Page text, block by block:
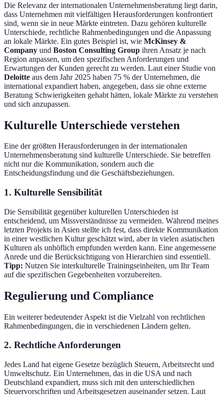
Die Relevanz der internationalen Unternehmensberatung liegt darin,
dass Unternehmen mit vielfältigen Herausforderungen konfrontiert
sind, wenn sie in neue Märkte eintreten. Dazu gehören kulturelle
Unterschiede, rechtliche Rahmenbedingungen und die Anpassung
an lokale Märkte. Ein gutes Beispiel ist, wie McKinsey &
Company und Boston Consulting Group ihren Ansatz je nach
Region anpassen, um den spezifischen Anforderungen und
Erwartungen der Kunden gerecht zu werden. Laut einer Studie von
Deloitte aus dem Jahr 2025 haben 75 % der Unternehmen, die
international expandiert haben, angegeben, dass sie ohne externe
Beratung Schwierigkeiten gehabt hätten, lokale Märkte zu verstehen
und sich anzupassen.
Kulturelle Unterschiede verstehen
Eine der größten Herausforderungen in der internationalen
Unternehmensberatung sind kulturelle Unterschiede. Sie betreffen
nicht nur die Kommunikation, sondern auch die
Entscheidungsfindung und die Geschäftsbeziehungen.
1. Kulturelle Sensibilität
Die Sensibilität gegenüber kulturellen Unterschieden ist
entscheidend, um Missverständnisse zu vermeiden. Während meines
letzten Projekts in Asien stellte ich fest, dass direkte Kommunikation
in einer westlichen Kultur geschätzt wird, aber in vielen asiatischen
Kulturen als unhöflich empfunden werden kann. Eine angemessene
Anrede und die Berücksichtigung von Hierarchien sind essentiell.
Tipp: Nutzen Sie interkulturelle Trainingseinheiten, um Ihr Team
auf die spezifischen Gegebenheiten vorzubereiten.
Regulierung und Compliance
Ein weiterer bedeutender Aspekt ist die Vielzahl von rechtlichen
Rahmenbedingungen, die in verschiedenen Ländern gelten.
2. Rechtliche Anforderungen
Jedes Land hat eigene Gesetze bezüglich Steuern, Arbeitsrecht und
Umweltschutz. Ein Unternehmen, das in die USA und nach
Deutschland expandiert, muss sich mit den unterschiedlichen
Steuervorschriften und Arbeitsgesetzen auseinander setzen. Laut